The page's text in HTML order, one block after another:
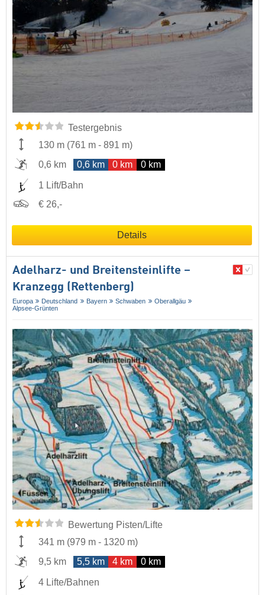
Testergebnis
130 m (761 m - 891 m)
0,6 km
0,6 km 0 km 0 km
1 Lift/Bahn
€ 26,-
Details
Adelharz- und Breitensteinlifte –
Kranzegg (Rettenberg)
Europa Deutschland Bayern Schwaben
Oberallgäu
Alpsee-Grünten
Bewertung Pisten/Lifte
341 m (979 m - 1320 m)
9,5 km
5,5 km 4 km 0 km
4 Lifte/Bahnen